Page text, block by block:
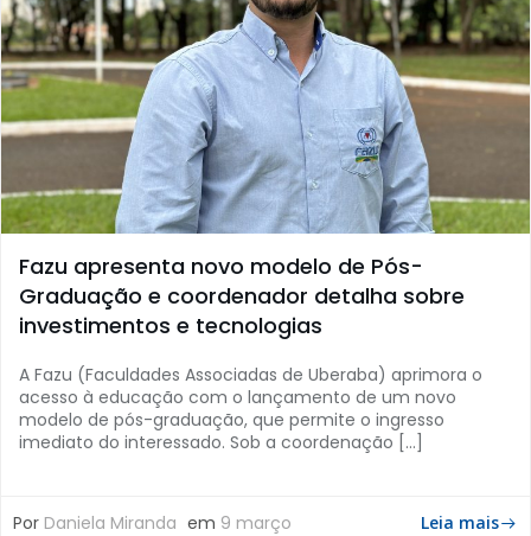
Fazu apresenta novo modelo de Pós-
Graduação e coordenador detalha sobre
investimentos e tecnologias
A Fazu (Faculdades Associadas de Uberaba) aprimora o
acesso à educação com o lançamento de um novo
modelo de pós-graduação, que permite o ingresso
imediato do interessado. Sob a coordenação […]
Por Daniela Miranda em 9 março Leia mais